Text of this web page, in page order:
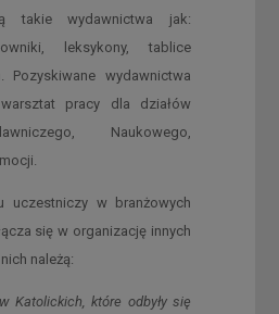
takie wydawnictwa jak:
leksykony, tablice
Pozyskiwane wydawnictwa
pracy dla działów
Naukowego,
uczestniczy w branżowych
się w organizację innych
należą:
Katolickich, które odbyły się